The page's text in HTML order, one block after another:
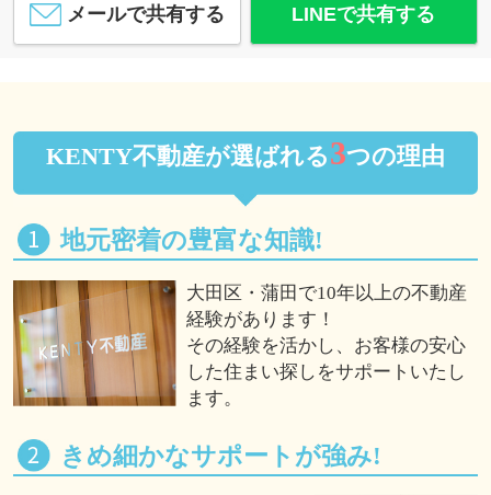
メールで共有する LINEで共有する
KENTY不動産が選ばれる3つの理由
地元密着の豊富な知識!
大田区・蒲田で10年以上の不動産
経験があります！
その経験を活かし、お客様の安心
した住まい探しをサポートいたし
ます。
きめ細かなサポートが強み!